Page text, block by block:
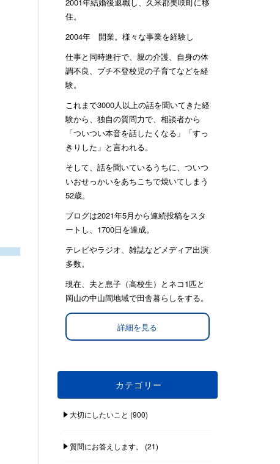
住。
2004年 開業。様々な事業を経験し
仕事と同時進行で、親の介護、自身の体
調不良、プチ不登校児の子育てなどを経
験。
これまで3000人以上の話を聞いてきた経
験から、独自の質問力で、相談者から
「ついつい本音を話したくなる」「すっ
きりした」と言われる。
そして、話を聞いているうちに、ついつ
いおせっかいをあちこちで焼いてしまう
52歳。
ブログは2021年5月から連続投稿をスタ
ートし、1700日を達成。
テレビやラジオ、雑誌などメディア出演
多数。
現在、夫と息子（高校生）とネコ1匹と
岡山の中山間地域で田舎暮らしをする。
詳細を見る
カテゴリー
大切にしたいこと (900)
質問にお答えします。 (21)